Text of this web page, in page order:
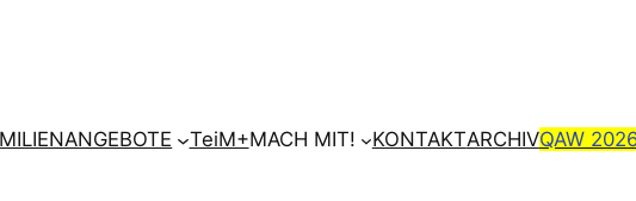
TeiM+MACH MIT! KONTAKTARCHIVQAW